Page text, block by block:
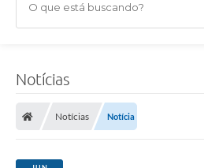
O que está buscando?
Notícias
Notícias Notícia